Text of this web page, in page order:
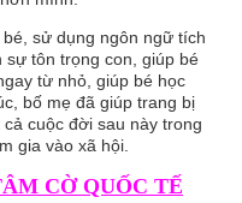
sử dụng ngôn ngữ tích
tôn trọng con, giúp bé
từ nhỏ, giúp bé học
bố mẹ đã giúp trang bị
cuộc đời sau này trong
gia vào xã hội.
CỜ QUỐC TẾ